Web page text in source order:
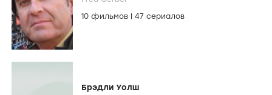
10 фильмов
47 сериалов
Брэдли Уолш